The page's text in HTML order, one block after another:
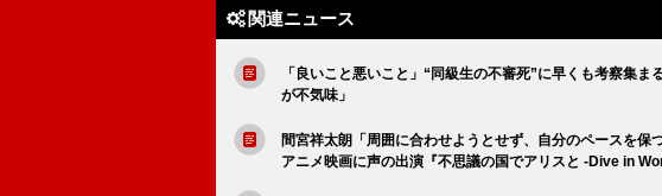
関連ニュース
「良いこと悪いこと」“同級生の不審死”に早くも考察集
が不気味」
間宮祥太朗「周囲に合わせようとせず、自分のペースを保
アニメ映画に声の出演『不思議の国でアリスと -Dive in